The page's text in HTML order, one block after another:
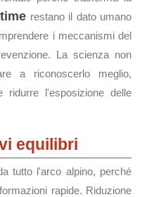
restano il dato umano
i meccanismi del
La scienza non
a riconoscerlo meglio,
l'esposizione delle
equilibri
tutto l'arco alpino, perché
rapide. Riduzione